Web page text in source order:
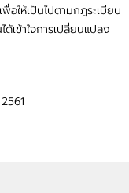
อให้เป็นไปตามกฎระเบียบ
เข้าใจการเปลี่ยนแปลง